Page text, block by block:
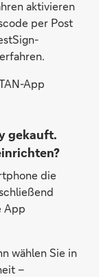
aktivieren
per Post
App
gekauft.
die
App
wählen Sie in
–